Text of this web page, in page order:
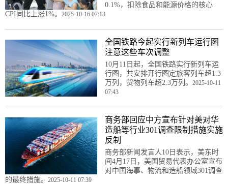
0.1%，扣除食品和能源价格的核心
CPI同比上涨1%。 2025-10-16 07:13
全国铁路今起实行新列车运行图
注意这些车次调整
10月11日起，全国铁路实行新列车运
行图，共安排开行图定旅客列车超1.3
万列，货物列车超2.3万列。 2025-10-11
07:43
商务部回应中方宣布针对美对华
造船等行业301调查限制措施实施
反制
商务部新闻发言人10日表示，美东时
间4月17日，美国贸易代表办公室宣布
对中国海事、物流和造船领域301调查
的最终措施。 2025-10-11 07:39